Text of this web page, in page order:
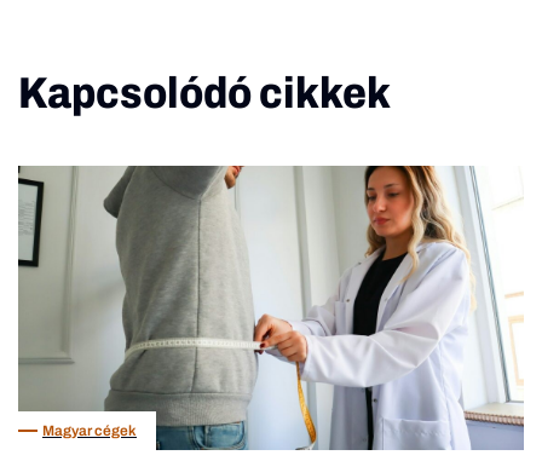
Kapcsolódó cikkek
Magyar cégek